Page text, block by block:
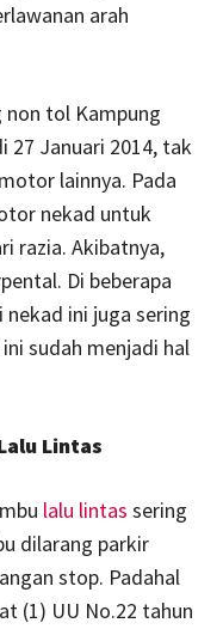
arah
non tol Kampung
27 Januari 2014, tak
lainnya. Pada
nekad untuk
razia. Akibatnya,
Di beberapa
ini juga sering
sudah menjadi hal
Lintas
lalu lintas sering
dilarang parkir
stop. Padahal
(1) UU No.22 tahun